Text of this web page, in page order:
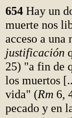
654 Hay un
muerte nos
acceso a
justificación
25) "a fin de
los muertos
vida" (Rm 6,
pecado y en